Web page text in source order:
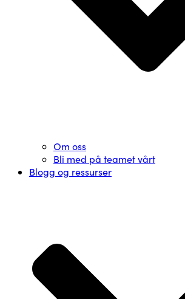
Om oss
Bli med på teamet vårt
Blogg og ressurser